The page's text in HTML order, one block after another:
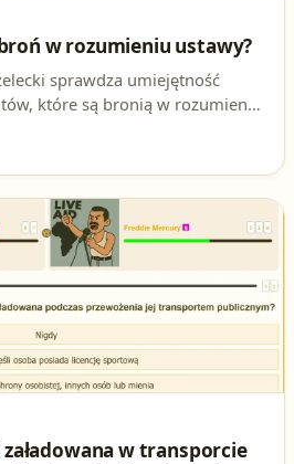
w rozumieniu ustawy?
sprawdza umiejętność
które są bronią w rozumieniu
kusza i miotacz gazu już tak.
w transporcie